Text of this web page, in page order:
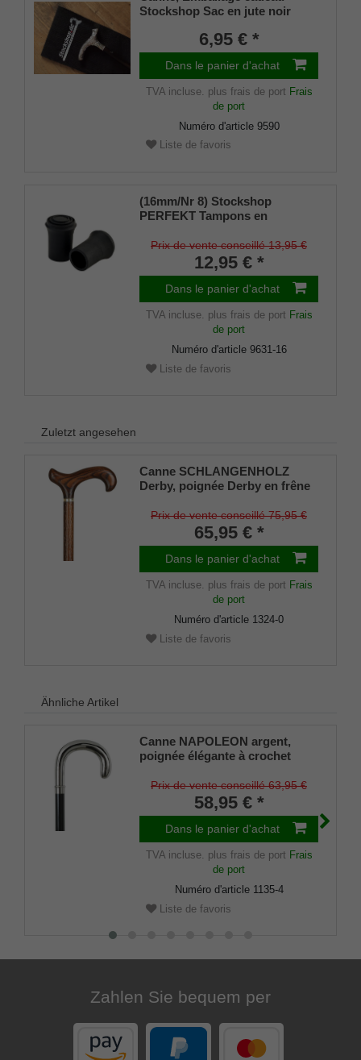
Stockshop Sac en jute noir
6,95 € *
Dans le panier d'achat
TVA incluse. plus frais de port Frais
de port
Numéro d'article 9590
Liste de favoris
(16mm/Nr 8) Stockshop
PERFEKT Tampons en
caoutchouc véritable, noir,
élégant, avec insert métallique
(lot de 2)
Prix de vente conseillé 13,95 €
12,95 € *
Dans le panier d'achat
TVA incluse. plus frais de port Frais
de port
Numéro d'article 9631-16
Liste de favoris
Zuletzt angesehen
Canne SCHLANGENHOLZ
Derby, poignée Derby en frêne
aspect bois de serpent avec
bande décorative en laiton,
amortisseur en caoutchouc.
Prix de vente conseillé 75,95 €
65,95 € *
Dans le panier d'achat
TVA incluse. plus frais de port Frais
de port
Numéro d'article 1324-0
Liste de favoris
Ähnliche Artikel
Canne NAPOLEON argent,
poignée élégante à crochet
montée sur une canne en bois
de hêtre laqué noir,
amortisseur fin inclus.
Prix de vente conseillé 63,95 €
58,95 € *
Dans le panier d'achat
TVA incluse. plus frais de port Frais
de port
Numéro d'article 1135-4
Liste de favoris
Zahlen Sie bequem per